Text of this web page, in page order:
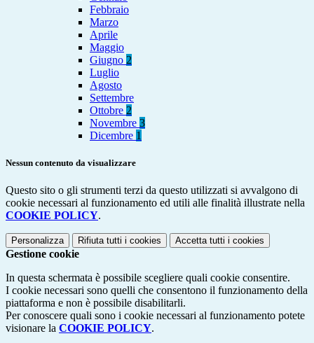
Febbraio
Marzo
Aprile
Maggio
Giugno 2
Luglio
Agosto
Settembre
Ottobre 2
Novembre 3
Dicembre 1
Nessun contenuto da visualizzare
Questo sito o gli strumenti terzi da questo utilizzati si avvalgono di
cookie necessari al funzionamento ed utili alle finalità illustrate nella
COOKIE POLICY.
Personalizza Rifiuta tutti i cookies Accetta tutti i cookies
Gestione cookie
In questa schermata è possibile scegliere quali cookie consentire.
I cookie necessari sono quelli che consentono il funzionamento della
piattaforma e non è possibile disabilitarli.
Per conoscere quali sono i cookie necessari al funzionamento potete
visionare la COOKIE POLICY.